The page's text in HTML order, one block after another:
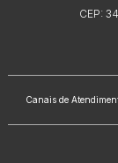
CEP:
Canais de